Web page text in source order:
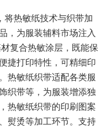
将热敏纸技术与织带加
，为服装辅料市场注入
复合热敏涂层，既能保
捷打印特性，可精细印
热敏纸织带适配各类服
织带等，为服装增添独
热敏纸织带的印刷图案
熨烫等加工环节。支持